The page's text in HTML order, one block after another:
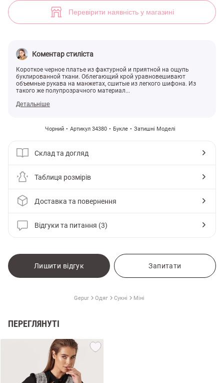
Перевірити наявність у магазині
Коментар стиліста
Короткое черное платье из фактурной и приятной на ощупь
буклированной ткани. Облегающий крой уравновешивают
объемные рукава на манжетах, сшитые из легкого шифона. Из
такого же полупрозрачного материал...
Детальніше
Чорний Артикул 34380 Букле Затишні Моделі
Склад та догляд
Таблиця розмірів
Доставка та повернення
Відгуки та питання (3)
Лишити відгук Запитати
Gepur Одяг Сукні Міні
ПЕРЕГЛЯНУТІ
(арт. 34380) ♡ інтернет-магазин Gepur